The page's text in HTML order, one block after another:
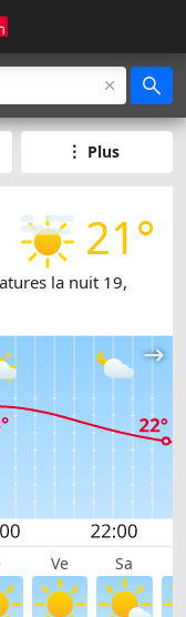
Plus
21°
la nuit 19,
Ve Sa